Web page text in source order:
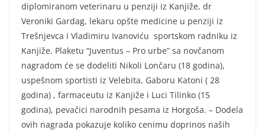
diplomiranom veterinaru u penziji iz Kanjiže, dr
Veroniki Gardag, lekaru opšte medicine u penziji iz
Trešnjevca i Vladimiru Ivanoviću sportskom radniku iz
Kanjiže. Plaketu “Juventus – Pro urbe” sa novčanom
nagradom će se dodeliti Nikoli Lončaru (18 godina),
uspešnom sportisti iz Velebita, Gaboru Katoni ( 28
godina) , farmaceutu iz Kanjiže i Luci Tilinko (15
godina), pevačici narodnih pesama iz Horgoša. – Dodela
ovih nagrada pokazuje koliko cenimu doprinos naših